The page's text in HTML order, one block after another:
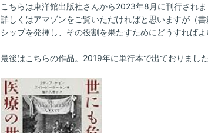
こちらは東洋館出版社さんから2023年8月に刊行されま
詳しくはアマゾンをご覧いただければと思いますが（
シップを発揮し、その役割を果たすためにどうすれば
最後はこちらの作品。2019年に単行本で出ておりまし